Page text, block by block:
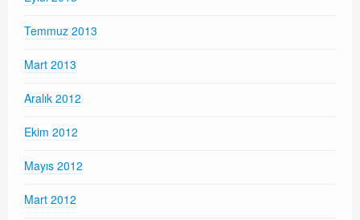
Temmuz 2013
Mart 2013
Aralık 2012
Ekim 2012
Mayıs 2012
Mart 2012